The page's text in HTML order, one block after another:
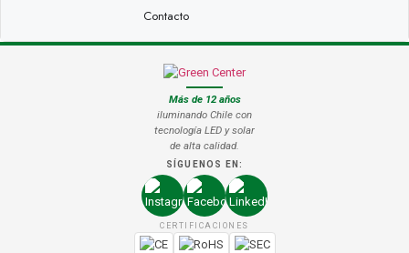
Contacto
Más de 12 años
iluminando Chile con
tecnología LED y solar
de alta calidad.
SÍGUENOS EN:
CERTIFICACIONES